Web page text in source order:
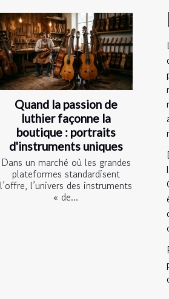
Quand la passion de
luthier façonne la
boutique : portraits
d'instruments uniques
Dans un marché où les grandes
plateformes standardisent
l’offre, l’univers des instruments
« de...